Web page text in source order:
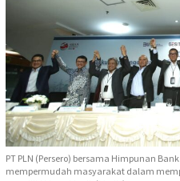
PT PLN (Persero) bersama Himpunan
mempermudah masyarakat dalam